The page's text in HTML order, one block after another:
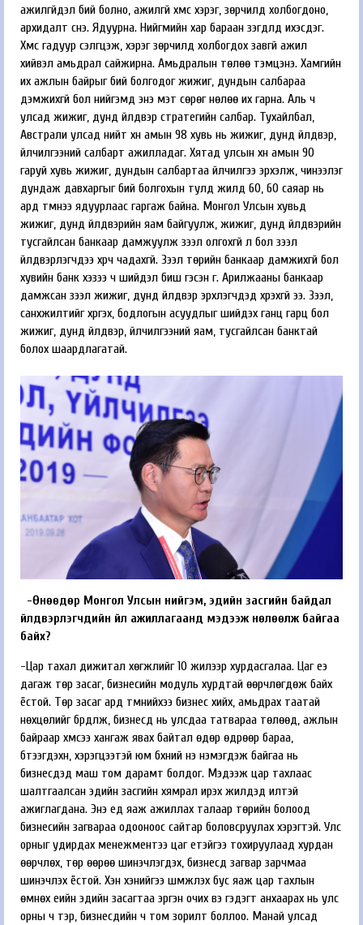
ажилгүйдэл бий болно, ажилгүй хүмүүс хэрэг, зөрчилд холбогдоно,
архидалт үүснэ. Ядуурна. Нийгмийн хар бараан үзэгдлүүд ихэсдэг.
Хүмүүс гадуур сэлгүүцэж, хэрэг зөрчилд холбогдох завгүй ажил
хийвэл амьдрал сайжирна. Амьдралын төлөө тэмцэнэ. Хамгийн
их ажлын байрыг бий болгодог жижиг, дундын салбараа
дэмжихгүй бол нийгэмд энэ мэт сөрөг нөлөө их гарна. Аль ч
улсад жижиг, дунд үйлдвэр стратегийн салбар. Тухайлбал,
Австрали улсад нийт хүн амын 98 хувь нь жижиг, дунд үйлдвэр,
үйлчилгээний салбарт ажилладаг. Хятад улсын хүн амын 90
гаруй хувь жижиг, дундын салбартаа үйлчилгээ эрхэлж, чинээлэг
дундаж давхаргыг бий болгохын тулд жилд 60, 60 саяар нь
ард түмнээ ядуурлаас гаргаж байна. Монгол Улсын хувьд
жижиг, дунд үйлдвэрийн яам байгуулж, жижиг, дунд үйлдвэрийн
тусгайлсан банкаар дамжуулж зээл олгохгүй л бол зээл
үйлдвэрлэгчдээ хүрч чадахгүй. Зээл төрийн банкаар дамжихгүй бол
хувийн банк хэзээ ч шийдэл биш гэсэн үг. Арилжааны банкаар
дамжсан зээл жижиг, дунд үйлдвэр эрхлэгчдэд хүрэхгүй ээ. Зээл,
санхүүжилтийг хүргэх, бодлогын асуудлыг шийдэх ганц гарц бол
жижиг, дунд үйлдвэр, үйлчилгээний яам, тусгайлсан банктай
болох шаардлагатай.
-Өнөөдөр Монгол Улсын нийгэм, эдийн засгийн байдал
үйлдвэрлэгчдийн үйл ажиллагаанд мэдээж нөлөөлж байгаа
байх?
-Цар тахал дижитал хөгжлийг 10 жилээр хурдасгалаа. Цаг үеэ
дагаж төр засаг, бизнесийн модуль хурдтай өөрчлөгдөж байх
ёстой. Төр засаг ард түмнийхээ бизнес хийх, амьдрах таатай
нөхцөлийг бүрдүүлж, бизнесүүд нь улсдаа татвараа төлөөд, ажлын
байраар хүмүүсээ хангаж явах байтал өдөр өдрөөр бараа,
бүтээгдэхүүн, хэрэгцээтэй юм бүхний үнэ нэмэгдэж байгаа нь
бизнесүүдэд маш том дарамт болдог. Мэдээж цар тахлаас
шалтгаалсан эдийн засгийн хямрал ирэх жилүүдэд илүүтэй
ажиглагдана. Энэ үед яаж ажиллах талаар төрийн болоод
бизнесийн загвараа одооноос сайтар боловсруулах хэрэгтэй. Улс
орныг удирдах менежментээ цаг үетэйгээ тохируулаад хурдан
өөрчлөх, төр өөрөө шинэчлэгдэх, бизнесүүд загвар зарчмаа
шинэчлэх ёстой. Хэн хэнийгээ шүүмжлэх бус яаж цар тахлын
өмнөх үеийн эдийн засагтаа эргэн очих вэ гэдэгт анхаарах нь улс
орны ч тэр, бизнесүүдийн ч том зорилт боллоо. Манай улсад